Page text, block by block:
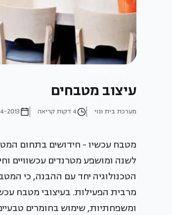
עיצוב מטבחים
מערכת בית ונוי 4 דקות קריאה 2013
מטבח עכשיו - חידושים בתחום
לשנה ומושפע מטרנדים עכשוויים
הטכנולוגיה יחד עם ההבנה, כי
מרבית הפעילות. בעיצובי מטבח
ומשפחתיות, שימוש בחומרים